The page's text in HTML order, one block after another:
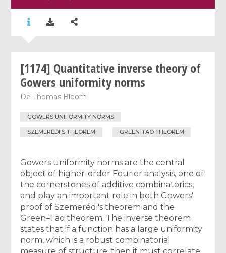
[1174] Quantitative inverse theory of
Gowers uniformity norms
DeThomas Bloom
GOWERS UNIFORMITY NORMS
SZEMERÉDI'S THEOREM GREEN-TAO THEOREM
Gowers uniformity norms are the central
object of higher-order Fourier analysis, one of
the cornerstones of additive combinatorics,
and play an important role in both Gowers'
proof of Szemerédi's theorem and the
Green–Tao theorem. The inverse theorem
states that if a function has a large uniformity
norm, which is a robust combinatorial